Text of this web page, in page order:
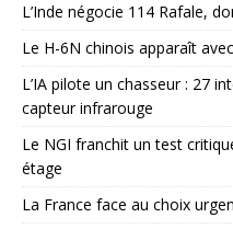
L’Inde négocie 114 Rafale,
Le H-6N chinois apparaît
L’IA pilote un chasseur : 27
capteur infrarouge
Le NGI franchit un test
étage
La France face au choix